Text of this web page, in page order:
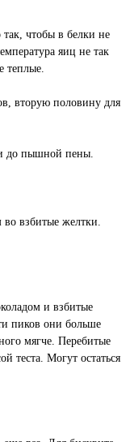
чтобы в белки не
яиц не так
теплые.
вторую половину для
до пышной пены.
взбитые желтки.
и взбитые
пиков они больше
мягче. Перебитые
теста. Могут остаться